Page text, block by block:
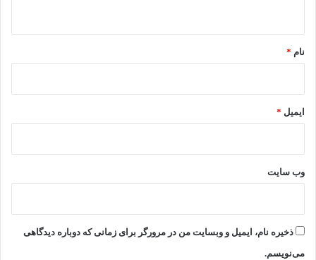
نام *
ایمیل *
وب‌ سایت
ذخیره نام، ایمیل و وبسایت من در مرورگر برای زمانی که دوباره دیدگاهی
می‌نویسم.